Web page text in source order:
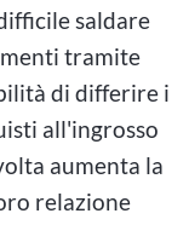
saldare
tramite
di differire i
all'ingrosso
aumenta la
relazione